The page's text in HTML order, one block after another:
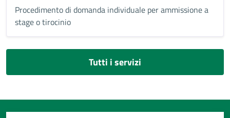
Procedimento di domanda individuale per ammissione a
stage o tirocinio
Tutti i servizi